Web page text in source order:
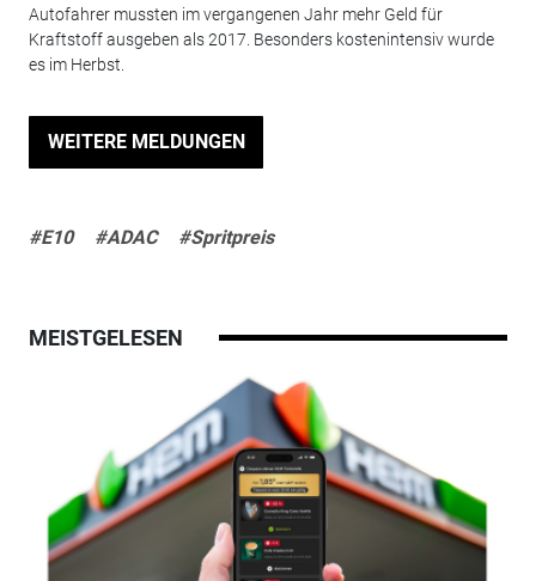
Autofahrer mussten im vergangenen Jahr mehr Geld für
Kraftstoff ausgeben als 2017. Besonders kostenintensiv wurde
es im Herbst.
WEITERE MELDUNGEN
#E10 #ADAC #Spritpreis
MEISTGELESEN